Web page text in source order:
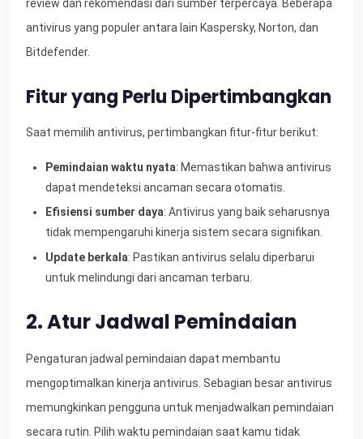
review dan rekomendasi dari sumber terpercaya. Beberapa
antivirus yang populer antara lain Kaspersky, Norton, dan
Bitdefender.
Fitur yang Perlu Dipertimbangkan
Saat memilih antivirus, pertimbangkan fitur-fitur berikut:
Pemindaian waktu nyata: Memastikan bahwa antivirus
dapat mendeteksi ancaman secara otomatis.
Efisiensi sumber daya: Antivirus yang baik seharusnya
tidak mempengaruhi kinerja sistem secara signifikan.
Update berkala: Pastikan antivirus selalu diperbarui
untuk melindungi dari ancaman terbaru.
2. Atur Jadwal Pemindaian
Pengaturan jadwal pemindaian dapat membantu
mengoptimalkan kinerja antivirus. Sebagian besar antivirus
memungkinkan pengguna untuk menjadwalkan pemindaian
secara rutin. Pilih waktu pemindaian saat kamu tidak